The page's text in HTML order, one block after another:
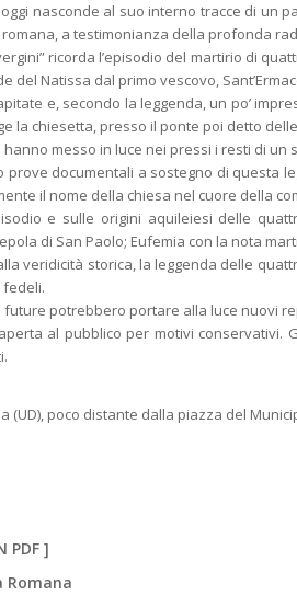
oggi nasconde al suo interno tracce di
a testimonianza della profonda
ricorda l’episodio del martirio di
del Natissa dal primo vescovo,
e, secondo la leggenda, un po’
la chiesetta, presso il ponte poi detto
hanno messo in luce nei pressi i resti di
prove documentali a sostegno di questa
il nome della chiesa nel cuore della
e sulle origini aquileiesi delle
di San Paolo; Eufemia con la nota
veridicità storica, la leggenda delle
future potrebbero portare alla luce nuovi
al pubblico per motivi
(UD), poco distante dalla piazza del
PDF ]
Romana